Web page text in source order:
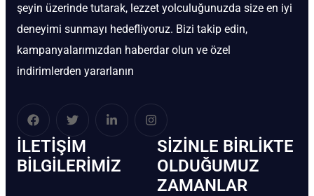
şeyin üzerinde tutarak, lezzet yolculuğunuzda size en iyi
deneyimi sunmayı hedefliyoruz. Bizi takip edin,
kampanyalarımızdan haberdar olun ve özel
indirimlerden yararlanın
İLETIŞIM
BİLGILERIMIZ
SIZINLE BIRLIKTE
OLDUĞUMUZ
ZAMANLAR